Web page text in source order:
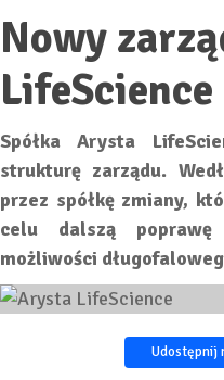
Nowy
Spółka Arysta
strukturę zarządu.
przez spółkę zmiany,
celu dalszą
możliwości
Udostępnij